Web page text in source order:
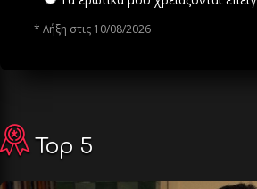
* Λήξη στις 10/08/2026
Top 5